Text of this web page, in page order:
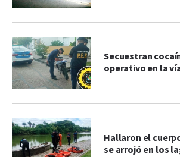
Secuestran
operativo en la
Hallaron el
se arrojó en los